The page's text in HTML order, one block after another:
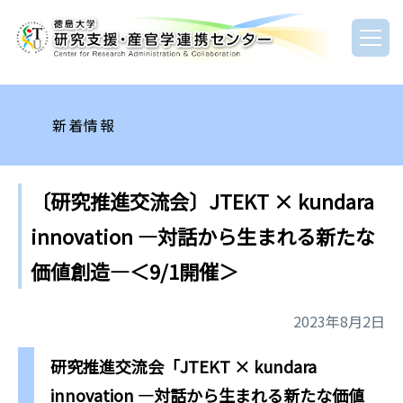
新着情報
〔研究推進交流会〕JTEKT × kundara
innovation ―対話から生まれる新たな
価値創造―＜9/1開催＞
2023年8月2日
研究推進交流会「JTEKT × kundara
innovation ―対話から生まれる新たな価値